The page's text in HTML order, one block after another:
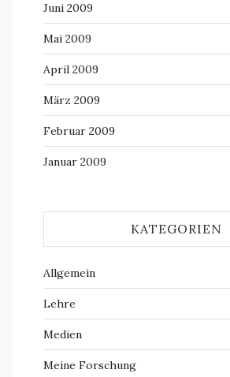
Juni 2009
Mai 2009
April 2009
März 2009
Februar 2009
Januar 2009
KATEGORIEN
Allgemein
Lehre
Medien
Meine Forschung